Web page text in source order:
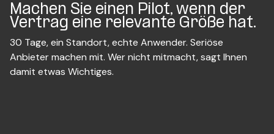
Machen Sie einen Pilot, wenn der
Vertrag eine relevante Größe hat.
30 Tage, ein Standort, echte Anwender. Seriöse
Anbieter machen mit. Wer nicht mitmacht, sagt Ihnen
damit etwas Wichtiges.